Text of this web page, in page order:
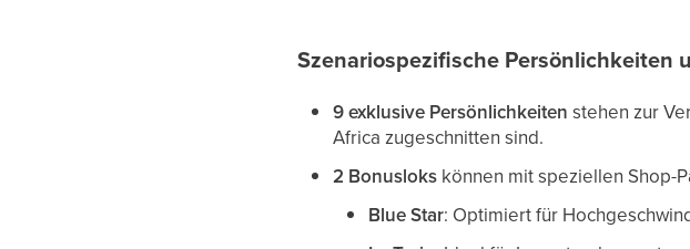
Szenariospezifische Persönlichkeiten
9 exklusive Persönlichkeiten stehen zur
Africa zugeschnitten sind.
2 Bonusloks können mit speziellen Shop-
Blue Star: Optimiert für